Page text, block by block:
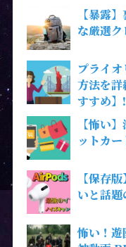
【暴露
な厳選
プライ
方法を
すすめ】
【怖い
ットカ
【保存
いと話題
怖い！遊